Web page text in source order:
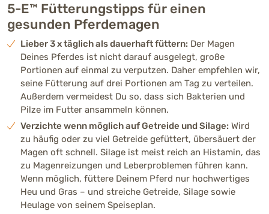
5-E™ Fütterungstipps für einen
gesunden Pferdemagen
Lieber 3 x täglich als dauerhaft füttern: Der Magen
Deines Pferdes ist nicht darauf ausgelegt, große
Portionen auf einmal zu verputzen. Daher empfehlen wir,
seine Fütterung auf drei Portionen am Tag zu verteilen.
Außerdem vermeidest Du so, dass sich Bakterien und
Pilze im Futter ansammeln können.
Verzichte wenn möglich auf Getreide und Silage: Wird
zu häufig oder zu viel Getreide gefüttert, übersäuert der
Magen oft schnell. Silage ist meist reich an Histamin, das
zu Magenreizungen und Leberproblemen führen kann.
Wenn möglich, füttere Deinem Pferd nur hochwertiges
Heu und Gras – und streiche Getreide, Silage sowie
Heulage von seinem Speiseplan.